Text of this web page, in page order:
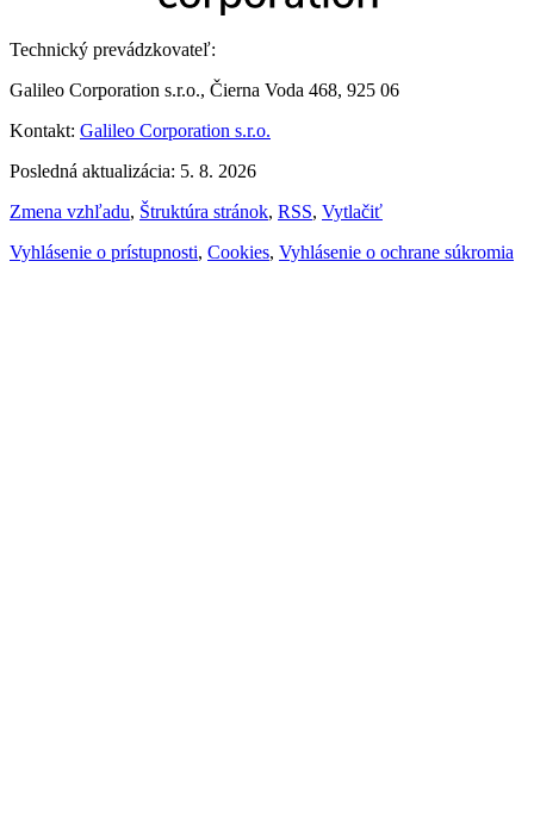
Technický prevádzkovateľ:
Galileo Corporation s.r.o., Čierna Voda 468, 925 06
Kontakt: Galileo Corporation s.r.o.
Posledná aktualizácia: 5. 8. 2026
Zmena vzhľadu, Štruktúra stránok, RSS, Vytlačiť
Vyhlásenie o prístupnosti, Cookies, Vyhlásenie o ochrane súkromia